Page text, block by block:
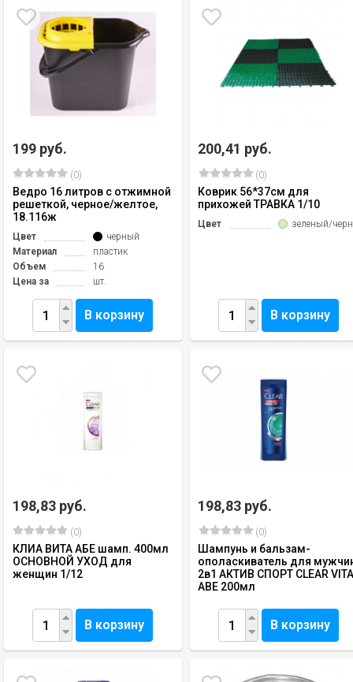
199 руб.
(0)
Ведро 16 литров с отжимной
решеткой, черное/желтое,
18.116ж
Цвет
черный
Материал
пластик
Объем
16
Цена за
шт.
В корзину
200,41 руб.
(0)
Коврик 56*37см для
прихожей ТРАВКА 1/10
Цвет зеленый/
В корзину
198,83 руб.
(0)
КЛИА ВИТА АБЕ шамп. 400мл
ОСНОВНОЙ УХОД для
женщин 1/12
В корзину
198,83 руб.
(0)
Шампунь и бальзам-
ополаскиватель для
2в1 АКТИВ СПОРТ CLEAR
ABE 200мл
В корзину